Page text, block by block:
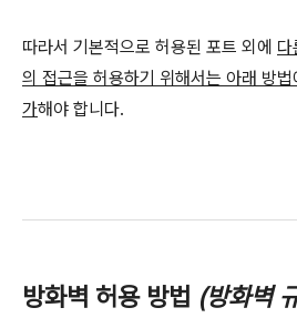
따라서 기본적으로 허용된 포트 외에 다
의 접근을 허용하기 위해서는 아래 방
가해야 합니다.
방화벽 허용 방법 (방화벽